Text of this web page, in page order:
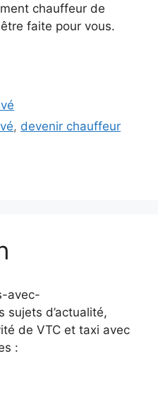
chauffeur de
faite pour vous.
, devenir chauffeur
avec-
sujets d’actualité,
de VTC et taxi avec
: